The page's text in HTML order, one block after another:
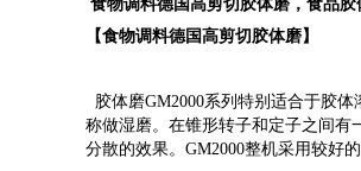
食物调料德国高剪切胶体磨 ，食品
【食物调料德国高剪切 胶体磨】
胶体磨GM2000系列特别适合于胶
称做湿磨。在锥形转子和定子之间有
分散的效果。GM2000整机采用较好